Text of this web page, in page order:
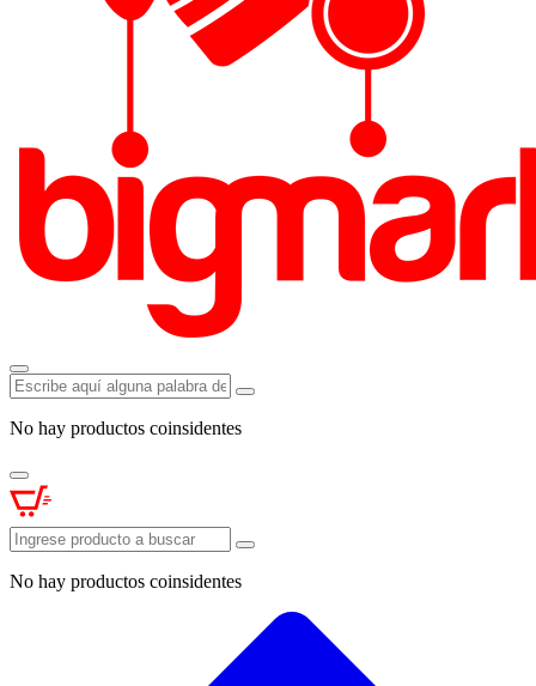
No hay productos coinsidentes
No hay productos coinsidentes